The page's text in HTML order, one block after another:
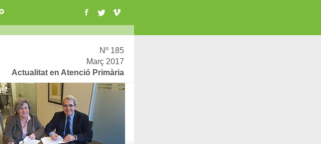
Nº 185
Març 2017
Actualitat en Atenció Primària